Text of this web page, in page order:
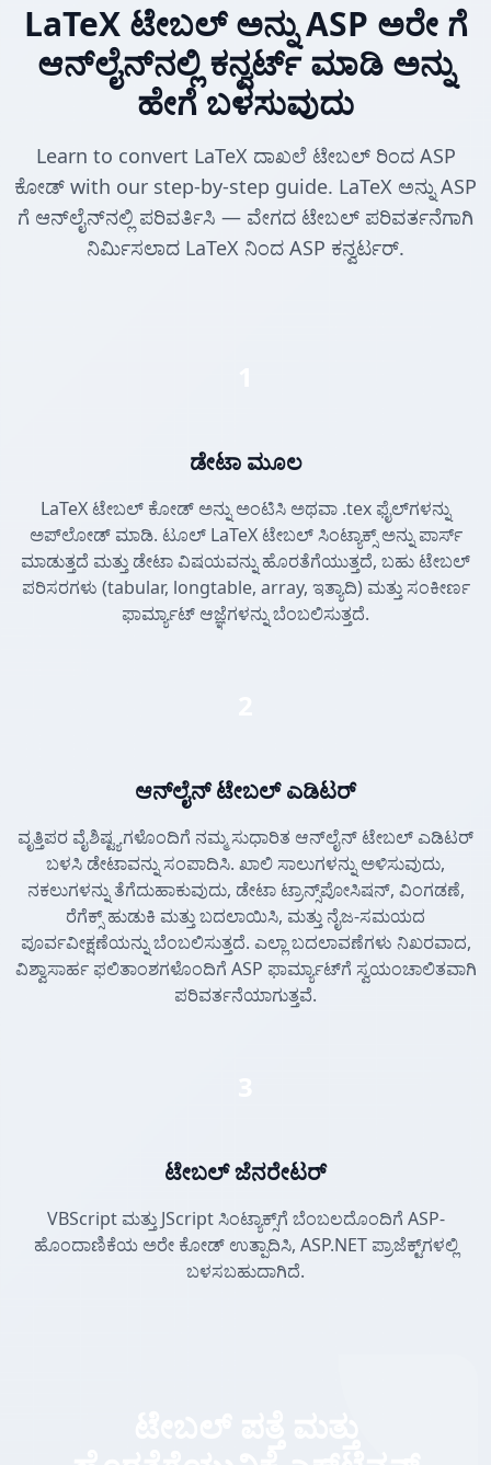
LaTeX ಟೇಬಲ್ ಅನ್ನು ASP ಅರೇ ಗೆ
ಆನ್‌ಲೈನ್‌ನಲ್ಲಿ ಕನ್ವರ್ಟ್ ಮಾಡಿ ಅನ್ನು
ಹೇಗೆ ಬಳಸುವುದು
Learn to convert LaTeX ದಾಖಲೆ ಟೇಬಲ್ ರಿಂದ ASP
ಕೋಡ್ with our step-by-step guide. LaTeX ಅನ್ನು ASP
ಗೆ ಆನ್‌ಲೈನ್‌ನಲ್ಲಿ ಪರಿವರ್ತಿಸಿ — ವೇಗದ ಟೇಬಲ್ ಪರಿವರ್ತನೆಗಾಗಿ
ನಿರ್ಮಿಸಲಾದ LaTeX ನಿಂದ ASP ಕನ್ವರ್ಟರ್.
ಡೇಟಾ ಮೂಲ
LaTeX ಟೇಬಲ್ ಕೋಡ್ ಅನ್ನು ಅಂಟಿಸಿ ಅಥವಾ .tex ಫೈಲ್‌ಗಳನ್ನು
ಅಪ್‌ಲೋಡ್ ಮಾಡಿ. ಟೂಲ್ LaTeX ಟೇಬಲ್ ಸಿಂಟ್ಯಾಕ್ಸ್ ಅನ್ನು ಪಾರ್ಸ್
ಮಾಡುತ್ತದೆ ಮತ್ತು ಡೇಟಾ ವಿಷಯವನ್ನು ಹೊರತೆಗೆಯುತ್ತದೆ, ಬಹು ಟೇಬಲ್
ಪರಿಸರಗಳು (tabular, longtable, array, ಇತ್ಯಾದಿ) ಮತ್ತು ಸಂಕೀರ್ಣ
ಫಾರ್ಮ್ಯಾಟ್ ಆಜ್ಞೆಗಳನ್ನು ಬೆಂಬಲಿಸುತ್ತದೆ.
ಆನ್‌ಲೈನ್ ಟೇಬಲ್ ಎಡಿಟರ್
ವೃತ್ತಿಪರ ವೈಶಿಷ್ಟ್ಯಗಳೊಂದಿಗೆ ನಮ್ಮ ಸುಧಾರಿತ ಆನ್‌ಲೈನ್ ಟೇಬಲ್ ಎಡಿಟರ್
ಬಳಸಿ ಡೇಟಾವನ್ನು ಸಂಪಾದಿಸಿ. ಖಾಲಿ ಸಾಲುಗಳನ್ನು ಅಳಿಸುವುದು,
ನಕಲುಗಳನ್ನು ತೆಗೆದುಹಾಕುವುದು, ಡೇಟಾ ಟ್ರಾನ್ಸ್‌ಪೋಸಿಷನ್, ವಿಂಗಡಣೆ,
ರೆಗೆಕ್ಸ್ ಹುಡುಕಿ ಮತ್ತು ಬದಲಾಯಿಸಿ, ಮತ್ತು ನೈಜ-ಸಮಯದ
ಪೂರ್ವವೀಕ್ಷಣೆಯನ್ನು ಬೆಂಬಲಿಸುತ್ತದೆ. ಎಲ್ಲಾ ಬದಲಾವಣೆಗಳು ನಿಖರವಾದ,
ವಿಶ್ವಾಸಾರ್ಹ ಫಲಿತಾಂಶಗಳೊಂದಿಗೆ ASP ಫಾರ್ಮ್ಯಾಟ್‌ಗೆ ಸ್ವಯಂಚಾಲಿತವಾಗಿ
ಪರಿವರ್ತನೆಯಾಗುತ್ತವೆ.
ಟೇಬಲ್ ಜೆನರೇಟರ್
VBScript ಮತ್ತು JScript ಸಿಂಟ್ಯಾಕ್ಸ್‌ಗೆ ಬೆಂಬಲದೊಂದಿಗೆ ASP-
ಹೊಂದಾಣಿಕೆಯ ಅರೇ ಕೋಡ್ ಉತ್ಪಾದಿಸಿ, ASP.NET ಪ್ರಾಜೆಕ್ಟ್‌ಗಳಲ್ಲಿ
ಬಳಸಬಹುದಾಗಿದೆ.